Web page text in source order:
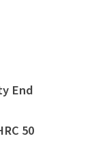
End
50